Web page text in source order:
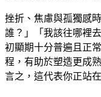
挫折、焦慮與孤獨感
誰？」「我該往哪裡
初顯期十分普遍且正
程，有助於塑造更成
言之，這代表你正站